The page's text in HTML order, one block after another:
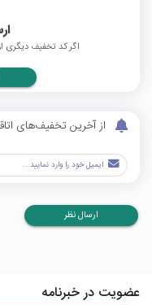
اگر کد تخفیف دیگری
از آخرین تخفیف‌های
ارسال نظر
عضویت در خبرنامه